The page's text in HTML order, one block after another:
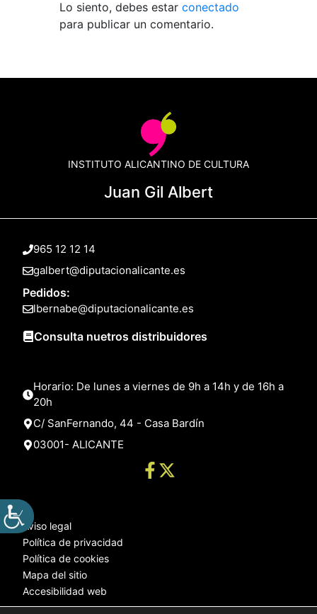
Lo siento, debes estar conectado
para publicar un comentario.
INSTITUTO ALICANTINO DE CULTURA
Juan Gil Albert
965 12 12 14
galbert@diputacionalicante.es
Pedidos:
lbernabe@diputacionalicante.es
Consulta nuetros distribuidores
Horario: De lunes a viernes de 9h a 14h y de 16h a
20h
C/ SanFernando, 44 - Casa Bardín
03001- ALICANTE
Aviso legal
Política de privacidad
Política de cookies
Mapa del sitio
Accesibilidad web